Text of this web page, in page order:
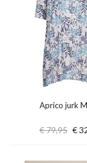
Aprico jurk
€ 79,95 €